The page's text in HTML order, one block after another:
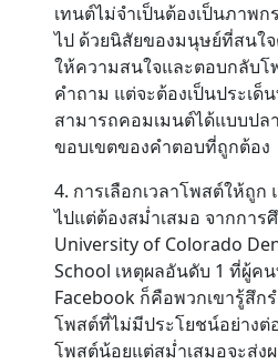
เทนต์ไม่จำเป็นต้องเป็นภาพ
ไป ด้วยนิสัยของมนุษย์ที่สนใ
ให้ความสนใจและตอบกลับโ
คำถาม แต่จะต้องเป็นประเด็
สามารถคอมเมนต์ได้แบบปล
ขอบเขตของคำตอบที่ถูกต้อง
4. การเลือกเวลาโพสต์ให้ถู
ไปแต่ต้องสม่ำเสมอ จากการ
University of Colorado
School เหตุผลอันดับ 1 ที่ผู้ค
Facebook ก็คือพวกเขารู้สึ
โพสต์ที่ไม่มีประโยชน์อย่างต่
โพสต์น้อยแต่สม่ำเสมอจะส่ง